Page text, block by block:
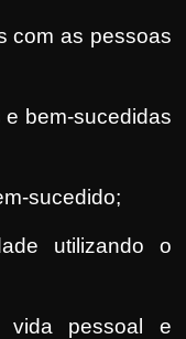
com as pessoas
bem-sucedidas
sucedido;
utilizando o
vida pessoal e